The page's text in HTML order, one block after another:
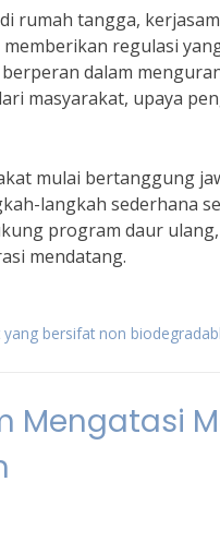
rumah tangga,
regulasi
dalam
masyarakat, upaya
mulai bertanggung
langkah sederhana
program daur
mendatang.
bersifat non
Mengatasi